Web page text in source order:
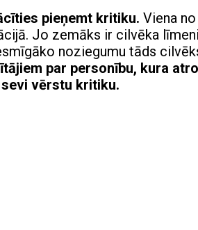
pieņemt kritiku. Viena
Jo zemāks ir cilvēka
noziegumu tāds
par personību, kura
vērstu kritiku.